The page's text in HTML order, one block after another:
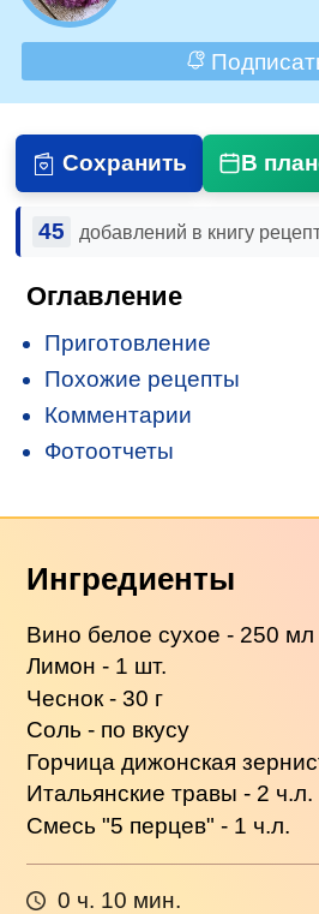
Сохранить В
45 добавлений в книгу
Оглавление
Приготовление
Похожие рецепты
Комментарии
Фотоотчеты
Ингредиенты
Вино белое сухое - 250 мл
Лимон - 1 шт.
Чеснок - 30 г
Соль - по вкусу
Горчица дижонская
Итальянские травы - 2 ч.л.
Смесь "5 перцев" - 1 ч.л.
0 ч. 10 мин.